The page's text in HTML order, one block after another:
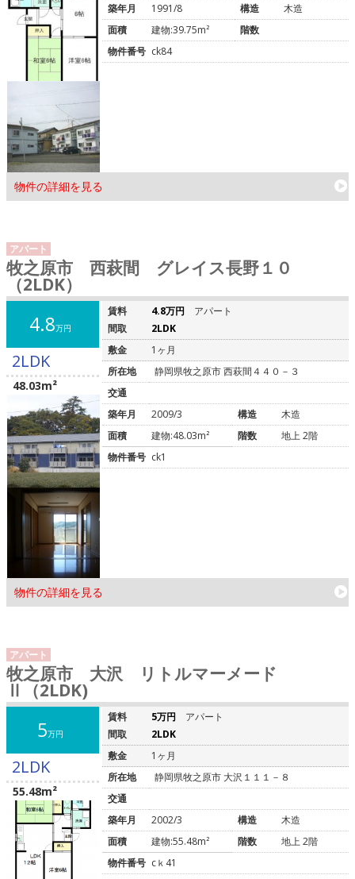
物件の詳細を見る
築年月
1991/8 構造
木造
面積
建物:39.75m²
階数
物件番号 ck84
アパート
牧之原市 西萩間 グレイス長野１０
（2LDK）
4.8万円
2LDK
48.03m²
物件の詳細を見る
賃料 4.8万円
アパート
間取
2LDK
敷金
1ヶ月
所在地
静岡県牧之原市 西萩間４４０－３
交通
築年月
2009/3 構造
木造
面積
建物:48.03m² 階数
地上 2階
物件番号 ck1
アパート
牧之原市 大沢 リトルマーメード
Ⅱ（2LDK)
5万円
2LDK
55.48m²
賃料 5万円
アパート
間取
2LDK
敷金
1ヶ月
所在地
静岡県牧之原市 大沢１１１－８
交通
築年月
2002/3 構造
木造
面積
建物:55.48m² 階数
地上 2階
物件番号 cｋ41